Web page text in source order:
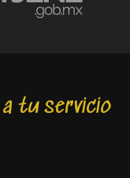
tu servicio